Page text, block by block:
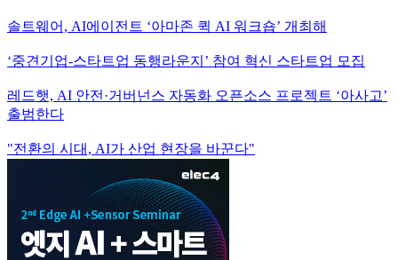
솔트웨어, AI에이전트 ‘아마존 퀵 AI 워크숍’ 개최해
‘중견기업-스타트업 동행라운지’ 참여 혁신 스타트업 모집
레드햇, AI 안전·거버넌스 자동화 오픈소스 프로젝트 ‘아사고’
출범한다
"전환의 시대, AI가 산업 현장을 바꾼다"